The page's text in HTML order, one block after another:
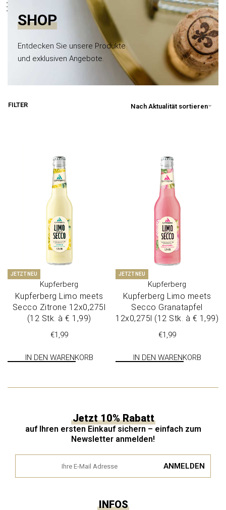
springenSHOP
Entdecken Sie unsere Produkte
und exklusiven Angebote.
Nach Aktualität sortieren
FILTER
JETZT NEU
Kupferberg
Kupferberg Limo meets
Sec­co Zitro­ne 12x0,275l
(12 Stk. à € 1,99)
€1,99
IN DEN WARENKORB
JETZT NEU
Kupferberg
Kupferberg Limo meets
Sec­co Gra­nat­ap­fel
12x0,275l (12 Stk. à € 1,99)
€1,99
IN DEN WARENKORB
INFOS
Jetzt 10% Rabatt
auf Ihren ersten Einkauf sichern – einfach zum
Newsletter anmelden!